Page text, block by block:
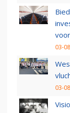
03-
03-